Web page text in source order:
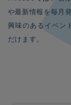
や最新情報を毎月
興味のあるイベン
だけます。